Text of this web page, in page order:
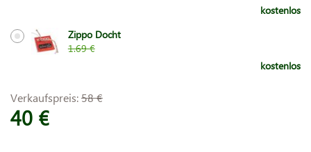
kostenlos
Zippo Docht
1.69 €
kostenlos
Verkaufspreis:58 €
40 €